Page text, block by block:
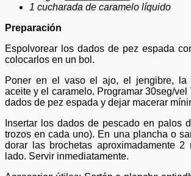
1 cucharada de caramelo líquido
Preparación
Espolvorear los dados de pez espada
colocarlos en un bol.
Poner en el vaso el ajo, el jengibre, la
aceite y el caramelo. Programar 30seg/vel
dados de pez espada y dejar macerar
Insertar los dados de pescado en palos
trozos en cada uno). En una plancha o
dorar las brochetas aproximadamente 2
lado. Servir inmediatamente.